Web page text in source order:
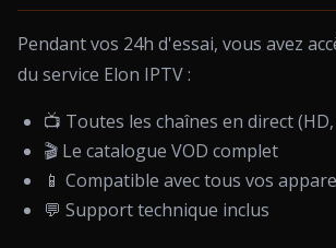
Pendant vos 24h d'essai, vous avez
du service Elon IPTV :
📺 Toutes les chaînes en direct (HD,
🎬 Le catalogue VOD complet
📱 Compatible avec tous vos
💬 Support technique inclus